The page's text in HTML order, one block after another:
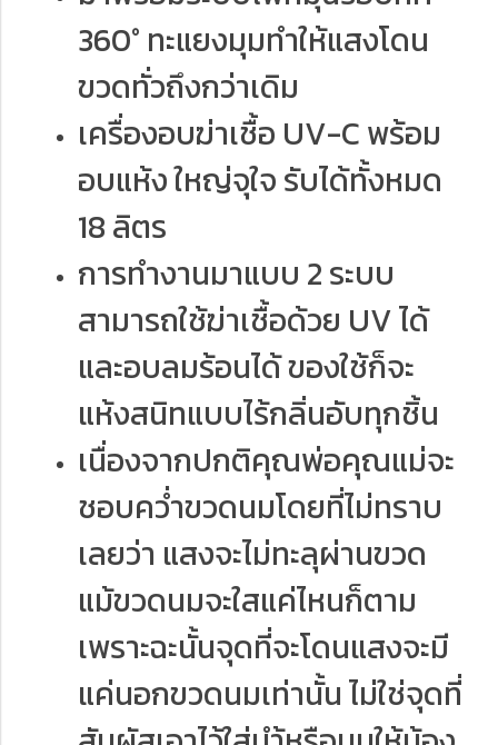
360° ทะแยงมุมทำให้แสงโดน
ขวดทั่วถึงกว่าเดิม
เครื่องอบฆ่าเชื้อ UV-C พร้อม
อบแห้ง ใหญ่จุใจ รับได้ทั้งหมด
18 ลิตร
การทำงานมาแบบ 2 ระบบ
สามารถใช้ฆ่าเชื้อด้วย UV ได้
และอบลมร้อนได้ ของใช้ก็จะ
แห้งสนิทแบบไร้กลิ่นอับทุกชิ้น​
เนื่องจากปกติคุณพ่อคุณแม่จะ
ชอบควํ่าขวดนมโดยที่ไม่ทราบ
เลยว่า แสงจะไม่ทะลุผ่านขวด
แม้ขวดนมจะใสแค่ไหนก็ตาม
เพราะฉะนั้นจุดที่จะโดนแสงจะมี
แค่นอกขวดนมเท่านั้น ไม่ใช่จุดที่